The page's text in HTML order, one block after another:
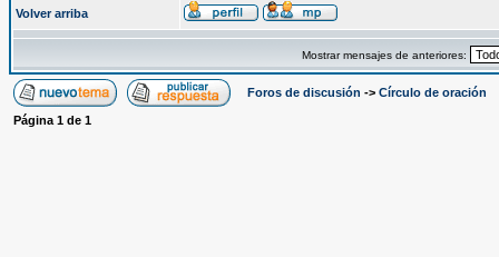
Volver arriba
Mostrar mensajes de anteriores:
Foros de discusión -> Círculo de oración
Página 1 de 1